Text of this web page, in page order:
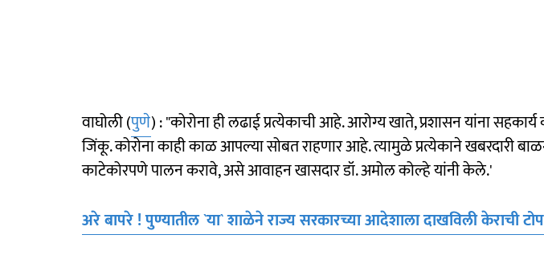
वाघोली (पुणे) : "कोरोना ही लढाई प्रत्येकाची आहे. आरोग्य खाते, प्रशासन यांना
जिंकू. कोरोना काही काळ आपल्या सोबत राहणार आहे. त्यामुळे प्रत्येकाने खबरदारी
काटेकोरपणे पालन करावे, असे आवाहन खासदार डॉ. अमोल कोल्हे यांनी केले.'
अरे बापरे ! पुण्यातील `या` शाळेने राज्य सरकारच्या आदेशाला दाखविली केराची